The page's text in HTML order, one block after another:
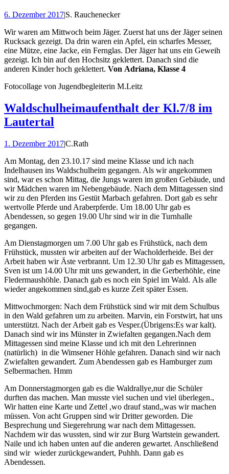
6. Dezember 2017|S. Rauchenecker
Wir waren am Mittwoch beim Jäger. Zuerst hat uns der Jäger seinen
Rucksack gezeigt. Da drin waren ein Apfel, ein scharfes Messer,
eine Mütze, eine Jacke, ein Fernglas. Der Jäger hat uns ein Geweih
gezeigt. Ich bin auf den Hochsitz geklettert. Danach sind die
anderen Kinder hoch geklettert. Von Adriana, Klasse 4
Fotocollage von Jugendbegleiterin M.Leitz
Waldschulheimaufenthalt der Kl.7/8 im
Lautertal
1. Dezember 2017|C.Rath
Am Montag, den 23.10.17 sind meine Klasse und ich nach
Indelhausen ins Waldschulheim gegangen. Als wir angekommen
sind, war es schon Mittag, die Jungs waren im großen Gebäude, und
wir Mädchen waren im Nebengebäude. Nach dem Mittagessen sind
wir zu den Pferden ins Gestüt Marbach gefahren. Dort gab es sehr
wertvolle Pferde und Araberpferde. Um 18.00 Uhr gab es
Abendessen, so gegen 19.00 Uhr sind wir in die Turnhalle
gegangen.
Am Dienstagmorgen um 7.00 Uhr gab es Frühstück, nach dem
Frühstück, mussten wir arbeiten auf der Wacholderheide. Bei der
Arbeit haben wir Äste verbrannt. Um 12.30 Uhr gab es Mittagessen,
Sven ist um 14.00 Uhr mit uns gewandert, in die Gerberhöhle, eine
Fledermaushöhle. Danach gab es noch ein Spiel im Wald. Als alle
wieder angekommen sind,gab es kurze Zeit später Essen.
Mittwochmorgen: Nach dem Frühstück sind wir mit dem Schulbus
in den Wald gefahren um zu arbeiten. Marvin, ein Forstwirt, hat uns
unterstützt. Nach der Arbeit gab es Vesper.(Übrigens:Es war kalt).
Danach sind wir ins Münster in Zwiefalten gegangen.Nach dem
Mittagessen sind meine Klasse und ich mit den Lehrerinnen
(natürlich) in die Wimsener Höhle gefahren. Danach sind wir nach
Zwiefalten gewandert. Zum Abendessen gab es Hamburger zum
Selbermachen. Hmm
Am Donnerstagmorgen gab es die Waldrallye,nur die Schüler
durften das machen. Man musste viel suchen und viel überlegen.,
Wir hatten eine Karte und Zettel ,wo drauf stand,,was wir machen
müssen. Von acht Gruppen sind wir Dritter geworden. Die
Besprechung und Siegerehrung war nach dem Mittagessen.
Nachdem wir das wussten, sind wir zur Burg Wartstein gewandert.
Naile und ich haben unten auf die anderen gewartet. Anschließend
sind wir wieder zurückgewandert, Puhhh. Dann gab es
Abendessen.